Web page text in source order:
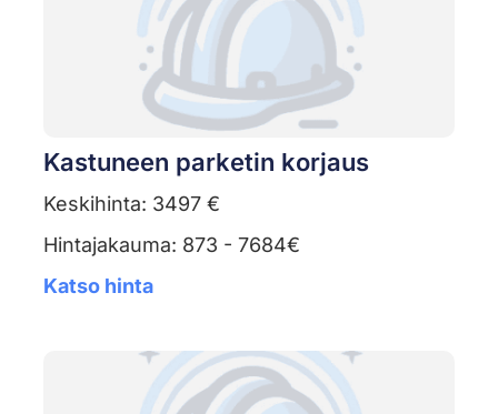
Kastuneen parketin korjaus
Keskihinta: 3497 €
Hintajakauma: 873 - 7684€
Katso hinta